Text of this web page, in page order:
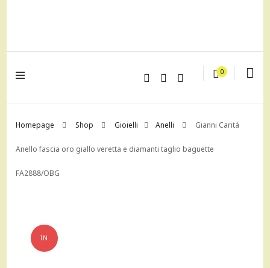
0
Homepage Shop Gioielli Anelli Gianni Carità
Anello fascia oro giallo veretta e diamanti taglio baguette
FA2888/OBG
IN